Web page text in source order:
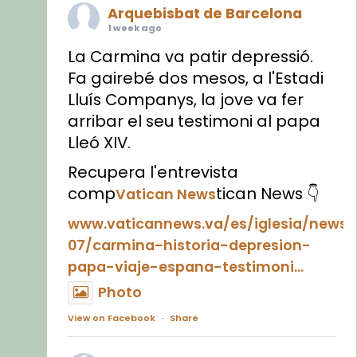
Arquebisbat de Barcelona
1 week ago
La Carmina va patir depressió.
Fa gairebé dos mesos, a l'Estadi
Lluís Companys, la jove va fer
arribar el seu testimoni al papa
Lleó XIV.
Recupera l'entrevista
compVatican Newstican News 👇
www.vaticannews.va/es/iglesia/news/
07/carmina-historia-depresion-
papa-viaje-espana-testimoni...
Photo
View on Facebook · Share